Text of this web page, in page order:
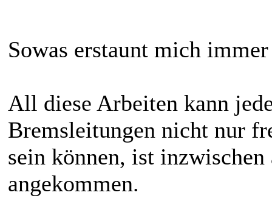
Sowas erstaunt mich
All diese Arbeiten kann
Bremsleitungen nicht nur
sein können, ist
angekommen.